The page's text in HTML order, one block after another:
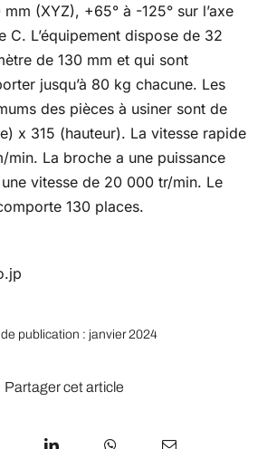
(XYZ), +65° à -125° sur l’axe
C. L’équipement dispose de 32
de 130 mm et qui sont
jusqu’à 80 kg chacune. Les
des pièces à usiner sont de
x 315 (hauteur). La vitesse rapide
min. La broche a une puissance
vitesse de 20 000 tr/min. Le
130 places.
publication : janvier 2024
Partager cet article